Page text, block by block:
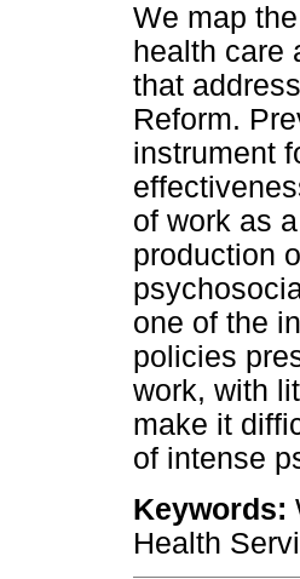
We map
health care
that
Reform.
instrument
of work as
production
one of the
policies
work, with
make it
of intense
Keywords:
Health